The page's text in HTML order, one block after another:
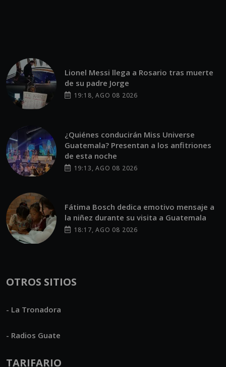
Lionel Messi llega a Rosario tras muerte
de su padre Jorge
19:18, AGO 08 2026
¿Quiénes conducirán Miss Universe
Guatemala? Presentan a los anfitriones
de esta noche
19:13, AGO 08 2026
Fátima Bosch dedica emotivo mensaje a
la niñez durante su visita a Guatemala
18:17, AGO 08 2026
OTROS SITIOS
- La Tronadora
- Radios Guate
TARIFARIO